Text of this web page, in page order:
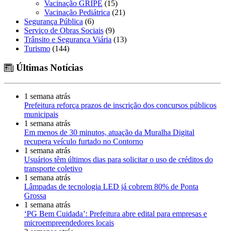
Vacinação GRIPE (15)
Vacinação Pediátrica (21)
Segurança Pública (6)
Serviço de Obras Sociais (9)
Trânsito e Segurança Viária (13)
Turismo (144)
Últimas Notícias
1 semana atrás
Prefeitura reforça prazos de inscrição dos concursos públicos
municipais
1 semana atrás
Em menos de 30 minutos, atuação da Muralha Digital
recupera veículo furtado no Contorno
1 semana atrás
Usuários têm últimos dias para solicitar o uso de créditos do
transporte coletivo
1 semana atrás
Lâmpadas de tecnologia LED já cobrem 80% de Ponta
Grossa
1 semana atrás
‘PG Bem Cuidada’: Prefeitura abre edital para empresas e
microempreendedores locais